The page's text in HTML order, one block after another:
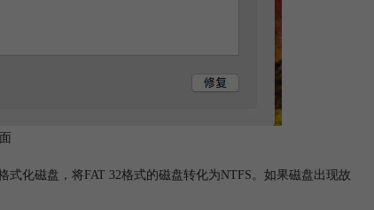
化磁盘，将FAT 32格式的磁盘转化为NTFS。如果磁盘出现故